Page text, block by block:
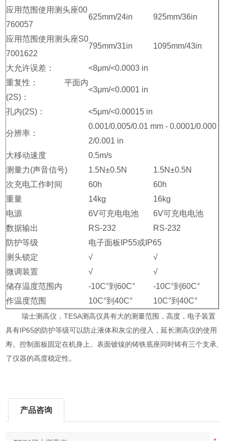
应用范围使用测头座00
760057
625mm/24in 925mm/36in
应用范围使用测头座S0
7001622
795mm/31in 1095mm/43in
大允许误差：
<8μm/<0.0003 in
重复性： 平面内
(2S)：
<3μm/<0.0001 in
孔内(2S)： <5μm/<0.00015 in
分辨率：
0.001/0.005/0.01 mm - 0.0001/0.000
2/0.001 in
大移动速度
0.5m/s
测量力(声音信号)
1.5N±0.5N
1.5N±0.5N
次充电工作时间
60h
60h
重量
14kg
16kg
电源
6V可充电电池
6V可充电电池
数据输出
RS-232
RS-232
防护等级
电子面板IP55或IP65
测头锁定
√
√
微调装置
√
√
储存温度范围内
-10C°到60C°
-10C°到60C°
作温度范围
10C°到40C° 10C°到40C°
瑞士测高仪，TESA测高仪具有大的测量范围，高度，电子装置
具有IP65的防护等级可以防止液体和灰尘的侵入，延长测高仪的使用
寿。控制面板固定在机身上。表面镀镍的铸铁底座同时铸有三个支承,
了仪器的高度稳定性。
产品咨询